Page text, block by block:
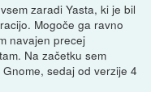
zaradi Yasta, ki je bil
Mogoče ga ravno
navajen precej
Na začetku sem
sedaj od verzije 4